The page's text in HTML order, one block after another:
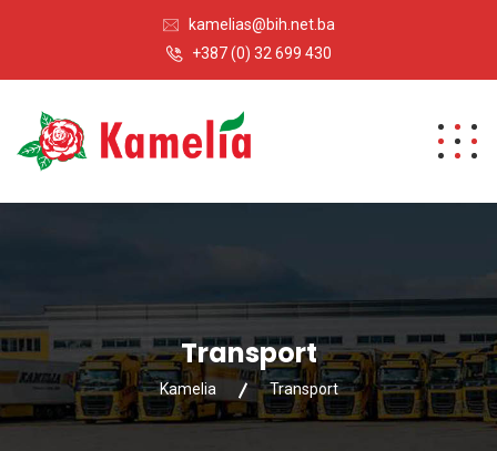
kamelias@bih.net.ba
+387 (0) 32 699 430
Transport
Kamelia Transport